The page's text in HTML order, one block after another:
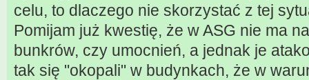
celu, to dlaczego nie skorzystać z tej
Pomijam już kwestię, że w ASG nie ma
bunkrów, czy umocnień, a jednak je
tak się "okopali" w budynkach, że w